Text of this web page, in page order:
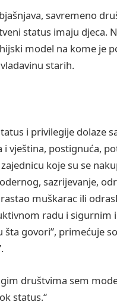
savremeno
status imaju djeca.
model na kome je
starih.
i privilegije dolaze
i vještina, postignuća,
koje su se
sazrijevanje,
muškarac ili
radu i sigurnim
šta govori”, primećuje
društvima sem
status.“